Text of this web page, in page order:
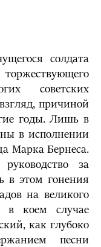
солдата
советских
причиной
годы. Лишь в
в исполнении
Марка Бернеса.
за
в этом гонения
на великого
в коем случае
как глубоко
песни